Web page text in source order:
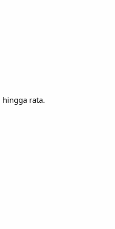
rata.